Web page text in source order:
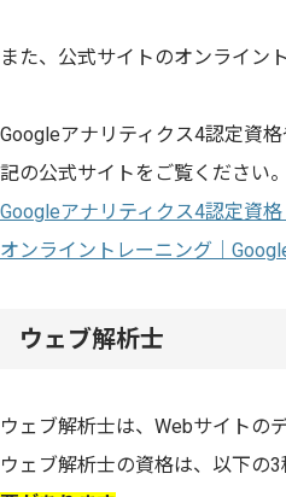
また、公式サイトのオンライン
Googleアナリティクス4認定資
記の公式サイトをご覧ください。
Googleアナリティクス4認定資
オンライントレーニング｜
ウェブ解析士
ウェブ解析士は、Webサイトの
ウェブ解析士の資格は、以下の3